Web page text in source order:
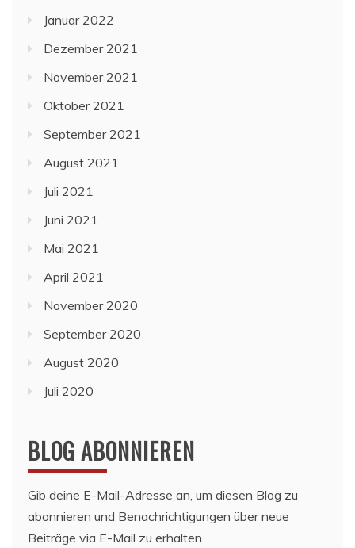
Januar 2022
Dezember 2021
November 2021
Oktober 2021
September 2021
August 2021
Juli 2021
Juni 2021
Mai 2021
April 2021
November 2020
September 2020
August 2020
Juli 2020
BLOG ABONNIEREN
Gib deine E-Mail-Adresse an, um diesen Blog zu
abonnieren und Benachrichtigungen über neue
Beiträge via E-Mail zu erhalten.